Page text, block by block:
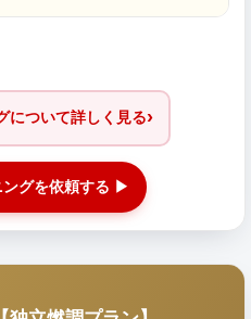
について詳しく見る›
グを依頼する ▶